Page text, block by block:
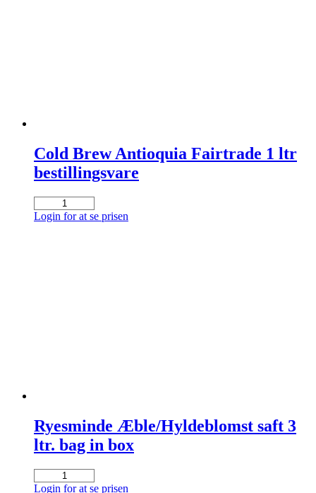
Cold Brew Antioquia Fairtrade 1 ltr
bestillingsvare
Brew
Login for at se prisen
Ryesminde Æble/Hyldeblomst saft 3
ltr. bag in box
Ryesminde
Æble/Hyldeblomst
Login for at se prisen